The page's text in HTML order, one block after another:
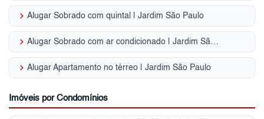
keyboard_arrow_right Alugar Sobrado com quintal | Jardim São Paulo
keyboard_arrow_right Alugar Sobrado com ar condicionado | Jardim São Paulo
keyboard_arrow_right Alugar Apartamento no térreo | Jardim São Paulo
Imóveis por Condomínios